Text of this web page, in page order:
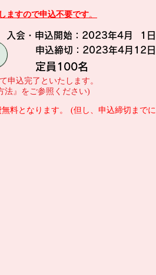
ますので申込不要です。
入会・申込開始：2023年4月 1
定員100名
申込締切：2023年4月12
申込完了といたします。
法』をご参照ください)
料となります。 (但し、申込締切まで